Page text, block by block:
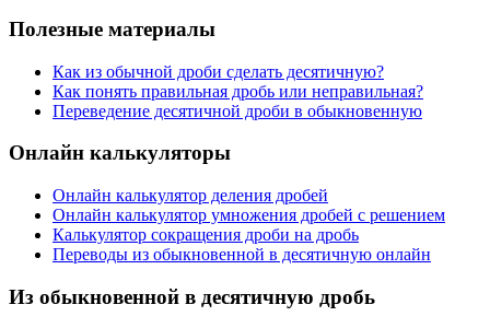
Полезные материалы
Как из обычной дроби сделать десятичную?
Как понять правильная дробь или неправильная?
Переведение десятичной дроби в обыкновенную
Онлайн калькуляторы
Онлайн калькулятор деления дробей
Онлайн калькулятор умножения дробей с решением
Калькулятор сокращения дроби на дробь
Переводы из обыкновенной в десятичную онлайн
Из обыкновенной в десятичную дробь